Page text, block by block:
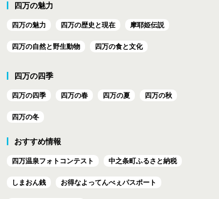
四万の魅力
四万の魅力 四万の歴史と現在 摩耶姫伝説
四万の自然と野生動物 四万の食と文化
四万の四季
四万の四季 四万の春 四万の夏 四万の秋
四万の冬
おすすめ情報
四万温泉フォトコンテスト 中之条町ふるさと納税
しまおん銭 お得なよってんべぇパスポート